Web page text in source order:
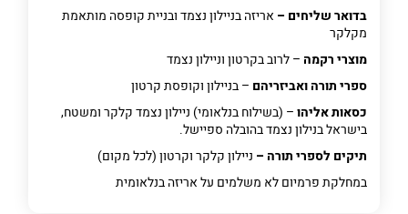
בדואר שליחים – אריזה בניילון נצמד ובניית קופסה מותאמת
מקלקר
מוצרי רקמה – לרוב בקרטון וניילון נצמד
ספרי תורה ואביזריהם – בניילון וקופסת קרטון
כסאות אליהו– (בשילוח בנלאומי) ניילון נצמד קלקר ומשטח,
בישראל בנילון נצמד בהובלה ספיישל.
תיקים לספרי תורה – ניילון קלקר וקרטון (לכל מקום)
במחלקת פרמיוםלא משלמים על אריזה בנלאומית